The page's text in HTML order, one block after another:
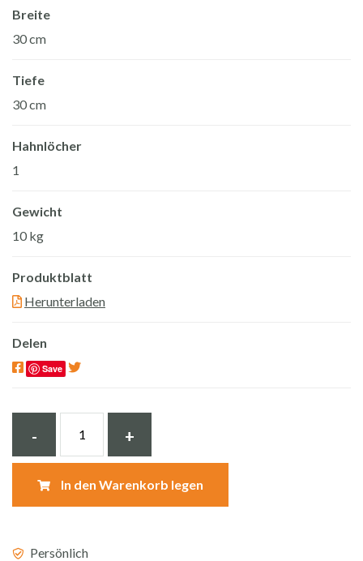
Breite
30 cm
Tiefe
30 cm
Hahnlöcher
1
Gewicht
10 kg
Produktblatt
Herunterladen
Delen
Save
-
022mk
+
In den Warenkorb legen
Persönlich